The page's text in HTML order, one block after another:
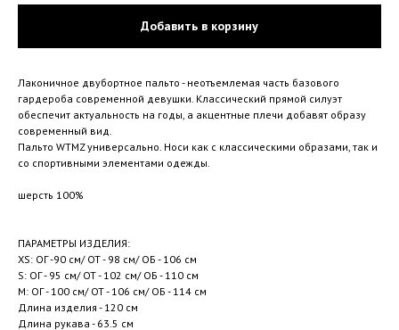
Добавить в корзину
Лаконичное двубортное пальто - неотъемлемая часть базового
гардероба современной девушки. Классический прямой силуэт
обеспечит актуальность на годы, а акцентные плечи добавят образу
современный вид.
Пальто WTMZ универсально. Носи как с классическими образами, так и
со спортивными элементами одежды.
шерсть 100%
ПАРАМЕТРЫ ИЗДЕЛИЯ:
XS: ОГ -90 см/ ОТ - 98 см/ ОБ - 106 см
S: ОГ - 95 см/ ОТ - 102 см/ ОБ - 110 см
M: ОГ - 100 см/ ОТ - 106 см/ ОБ - 114 см
Длина изделия - 120 см
Длина рукава - 63.5 см